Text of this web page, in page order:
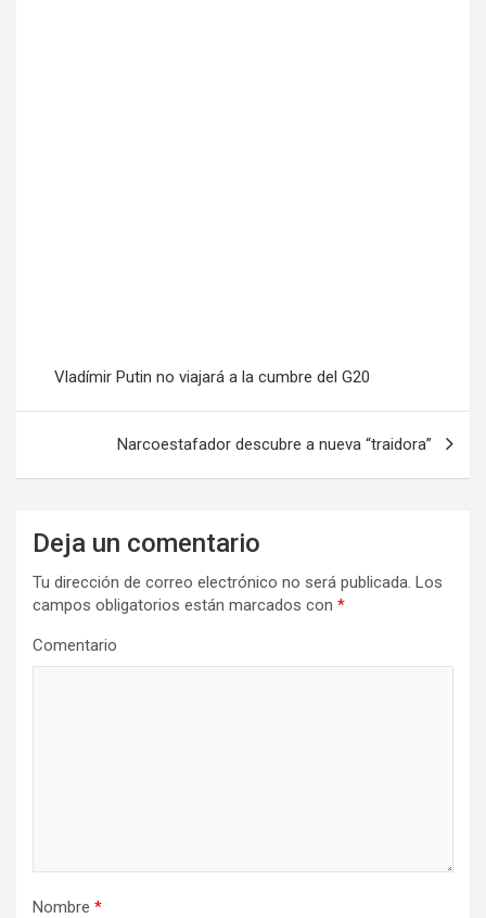
Vladímir Putin no viajará a la cumbre del G20
Narcoestafador descubre a nueva “traidora”
Deja un comentario
Tu dirección de correo electrónico no será publicada. Los
campos obligatorios están marcados con *
Comentario
Nombre *